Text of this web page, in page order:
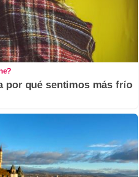
por qué sentimos más frío